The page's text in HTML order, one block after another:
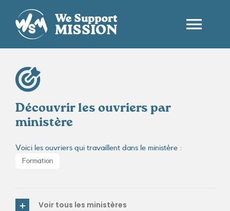
contenu
FR
Découvrir les ouvriers par
ministère
Voici les ouvriers qui travaillent dans le ministère :
Formation
Voir tous les ministères